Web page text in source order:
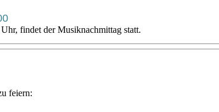
findet der Musiknachmittag statt.
feiern: